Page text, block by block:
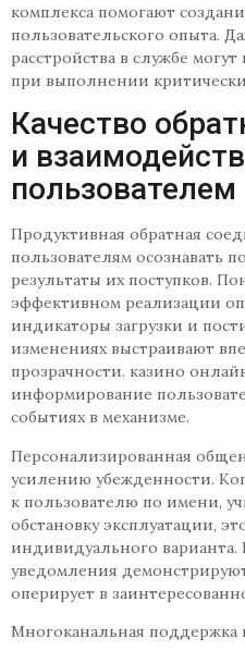
комплекса помогают
пользовательского опыта.
расстройства в службе
при выполнении
Качество
и
пользователем
Продуктивная обратная
пользователям осознавать
результаты их поступков.
эффективном реализации
индикаторы загрузки и
изменениях выстраивают
прозрачности. казино
информирование
событиях в механизме.
Персонализированная
усилению убежденности.
к пользователю по имени,
обстановку эксплуатации,
индивидуального
уведомления
оперирует в
Многоканальная поддержка